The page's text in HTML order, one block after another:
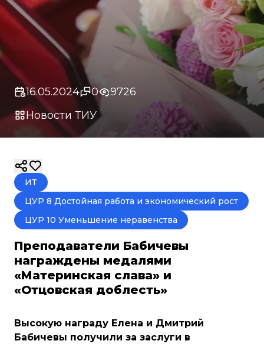
16.05.2024 0
9726
Новости ТИУ
ИТ
ЦУР 8 Достойная работа и экономический рост
ЦУР 10 Уменьшение неравенства
Преподаватели Бабичевы
награждены медалями
«Материнская слава» и
«Отцовская доблесть»
Высокую награду Елена и Дмитрий
Бабичевы получили за заслуги в